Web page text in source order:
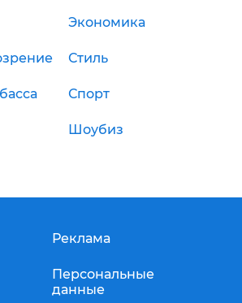
Экономика
Стиль
Спорт
Шоубиз
Реклама
Персональные
данные